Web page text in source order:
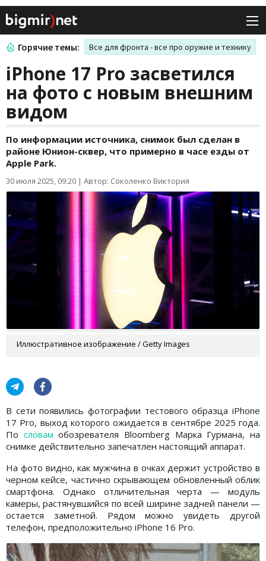
Горячие темы: Все для фронта - все про оружие и технику
iPhone 17 Pro засветился
на фото с новым внешним
видом
По информации источника, снимок был сделан в
районе Юнион-сквер, что примерно в часе езды от
Apple Park.
30 июля 2025, 09:20 | Автор: Соколенко Виктория
Иллюстративное изображение / Getty Images
В сети появились фотографии тестового образца iPhone
17 Pro, выход которого ожидается в сентябре 2025 года.
По словам обозревателя Bloomberg Марка Гурмана, на
снимке действительно запечатлен настоящий аппарат.
На фото видно, как мужчина в очках держит устройство в
черном кейсе, частично скрывающем обновленный облик
смартфона. Однако отличительная черта — модуль
камеры, растянувшийся по всей ширине задней панели —
остается заметной. Рядом можно увидеть другой
телефон, предположительно iPhone 16 Pro.